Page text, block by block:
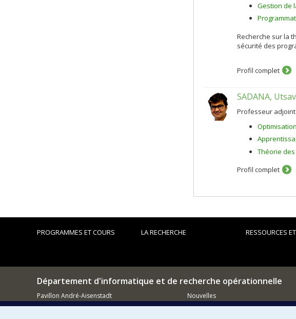
Gestion de
Recherche sur la
sécurité des
Profil complet
SADANA, Utsav
Professeur adjoint
Théorie
Profil complet
PROGRAMMES ET COURS LA RECHERCHE RESSOURCES
Département d'informatique et de recherche opérationnelle
Pavillon André-Aisenstadt
2920, chemin de la Tour
Nouvelles